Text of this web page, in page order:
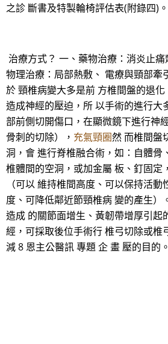
之診 斷書及特製輪椅評估表(附錄四)。
治療方式？ 一、藥物治療：消炎止痛
物理治療：局部熱敷、 電療與頸部牽
於 頸椎病變大多是前 方椎間盤的退化
造成神經的壓迫，所 以手術的進行大
部前側切開傷口，在顯微鏡下進行神
骨刺的切除）， 充氣頸圈然 而椎間盤
洞，會 進行脊椎融合術，如：自體骨
椎體間的空洞，或加金屬 板、釘固定
（可以 維持椎間高度、可以保持活
度、可降低鄰近節頸椎病 變的產生）
造成 的關節面增生、黃韌帶增厚引起
經，可採取後位手術行 椎弓切除或椎
減 8 恩主公醫訊 專題 企 畫 壓的目的。